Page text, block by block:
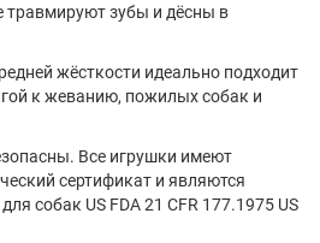
травмируют зубы и дёсны в
жёсткости идеально подходит
к жеванию, пожилых собак и
Все игрушки имеют
сертификат и являются
собак US FDA 21 CFR 177.1975 US